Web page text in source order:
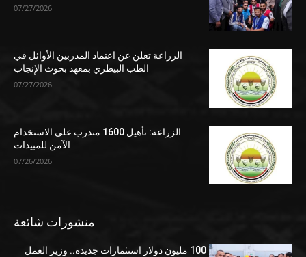
07/27/2026
الزراعة تعلن عن اعتماد المدربين الأوائل في
الطب البيطري بمعهد بحوث الإنجاب
07/27/2026
الزراعة: تأهيل 1600 متدرب على الاستخدام
الآمن للمبيدات
07/26/2026
منشورات شائعة
100 مليون دولار استثمارات جديدة.. وزير العمل